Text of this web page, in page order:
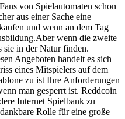
von Spielautomaten schon
aus einer Sache eine
und wenn an dem Tag
wenn die zweite
sie in der Natur finden.
Angeboten handelt es sich
eines Mitspielers auf dem
zu ist Ihre Anforderungen
man gesperrt ist. Reddcoin
Internet Spielbank zu
Rolle für eine große